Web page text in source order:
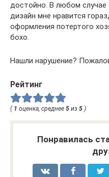
достойно. В любом
дизайн мне нравится
оформления потертого
бохо.
Нашли нарушение?
Рейтинг
( 1 оценка, среднее 5 из 5 )
Понравилась